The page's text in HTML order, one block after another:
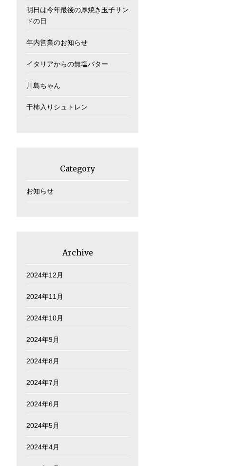
明日は今年最後の厚焼き玉子サン
ドの日
年内営業のお知らせ
イタリアからの無塩バター
川島ちゃん
干柿入りシュトレン
Category
お知らせ
Archive
2024年12月
2024年11月
2024年10月
2024年9月
2024年8月
2024年7月
2024年6月
2024年5月
2024年4月